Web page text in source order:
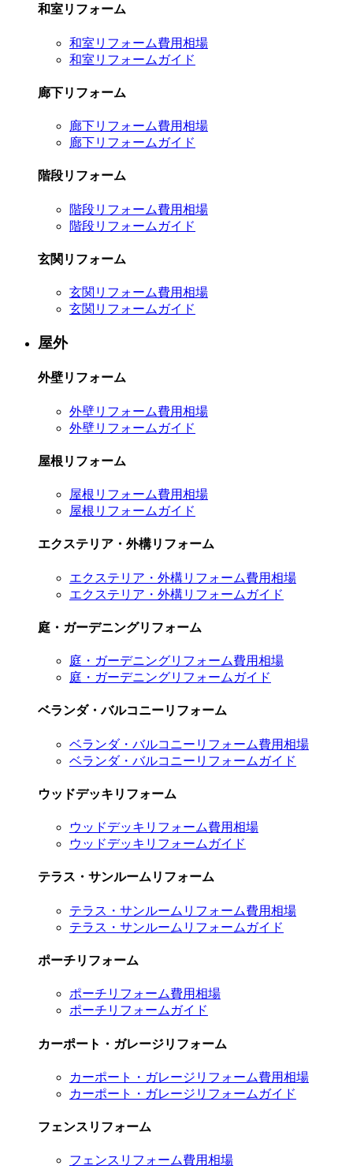
和室リフォーム
和室リフォーム費用相場
和室リフォームガイド
廊下リフォーム
廊下リフォーム費用相場
廊下リフォームガイド
階段リフォーム
階段リフォーム費用相場
階段リフォームガイド
玄関リフォーム
玄関リフォーム費用相場
玄関リフォームガイド
屋外
外壁リフォーム
外壁リフォーム費用相場
外壁リフォームガイド
屋根リフォーム
屋根リフォーム費用相場
屋根リフォームガイド
エクステリア・外構リフォーム
エクステリア・外構リフォーム費用相場
エクステリア・外構リフォームガイド
庭・ガーデニングリフォーム
庭・ガーデニングリフォーム費用相場
庭・ガーデニングリフォームガイド
ベランダ・バルコニーリフォーム
ベランダ・バルコニーリフォーム費用相場
ベランダ・バルコニーリフォームガイド
ウッドデッキリフォーム
ウッドデッキリフォーム費用相場
ウッドデッキリフォームガイド
テラス・サンルームリフォーム
テラス・サンルームリフォーム費用相場
テラス・サンルームリフォームガイド
ポーチリフォーム
ポーチリフォーム費用相場
ポーチリフォームガイド
カーポート・ガレージリフォーム
カーポート・ガレージリフォーム費用相場
カーポート・ガレージリフォームガイド
フェンスリフォーム
フェンスリフォーム費用相場